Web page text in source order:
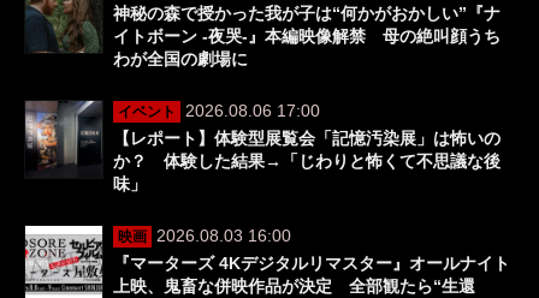
神秘の森で授かった我が子は“何かがおかしい”『ナ
イトボーン -夜哭-』本編映像解禁 母の絶叫顔うち
わが全国の劇場に
イベント
2026.08.06 17:00
【レポート】体験型展覧会「記憶汚染展」は怖いの
か？ 体験した結果→「じわりと怖くて不思議な後
味」
映画
2026.08.03 16:00
『マーターズ 4Kデジタルリマスター』オールナイト
上映、鬼畜な併映作品が決定 全部観たら“生還